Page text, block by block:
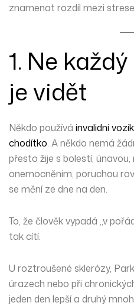
znamenat rozdíl mezi
1. Ne
je vidět
Někdo používá invalidní vozík
chodítko. A někdo nemá
přesto žije s bolestí,
onemocněním, poruchou
se mění ze dne na den.
To, že člověk vypadá „v
tak cítí.
U roztroušené sklerózy,
úrazech nebo při
jeden den lepší a druhý